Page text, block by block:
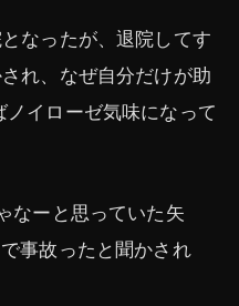
なったが、退院してす
れ、なぜ自分だけが助
イローゼ気味になって
なーと思っていた矢
事故ったと聞かされ